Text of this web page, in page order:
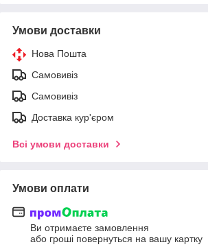
Умови доставки
Нова Пошта
Самовивіз
Самовивіз
Доставка кур'єром
Всі умови доставки
Умови оплати
Ви отримаєте замовлення
або гроші повернуться на вашу картку